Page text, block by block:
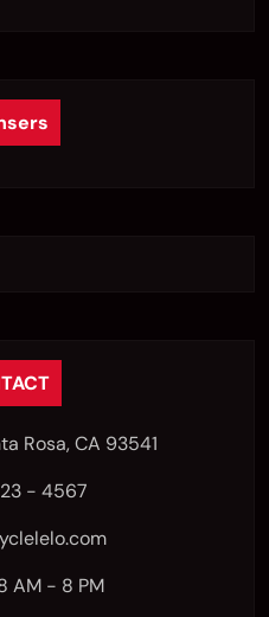
Rosa, CA 93541
- 4567
AM - 8 PM